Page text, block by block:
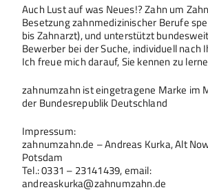
Auch Lust auf was Neues!? Zahn um
Besetzung zahnmedizinischer Berufe
bis Zahnarzt), und unterstützt
Bewerber bei der Suche, individuell nach
Ich freue mich darauf, Sie kennen zu
zahnumzahn ist eingetragene Marke im
der Bundesrepublik Deutschland
Impressum:
zahnumzahn.de – Andreas Kurka, Alt
Potsdam
Tel.: 0331 – 23141439, email:
andreaskurka@zahnumzahn.de